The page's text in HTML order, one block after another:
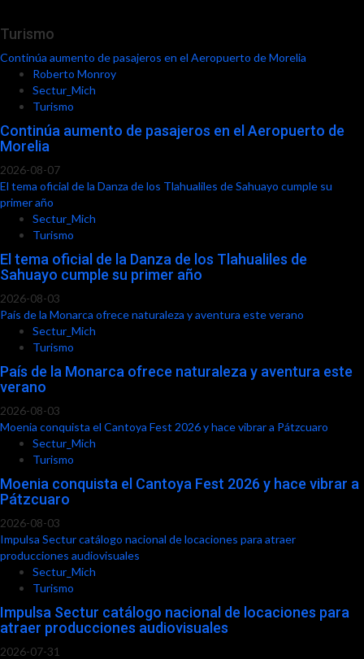
Turismo
Continúa aumento de pasajeros en el Aeropuerto de Morelia
Roberto Monroy
Sectur_Mich
Turismo
Continúa aumento de pasajeros en el Aeropuerto de
Morelia
2026-08-07
El tema oficial de la Danza de los Tlahualiles de Sahuayo cumple su
primer año
Sectur_Mich
Turismo
El tema oficial de la Danza de los Tlahualiles de
Sahuayo cumple su primer año
2026-08-03
País de la Monarca ofrece naturaleza y aventura este verano
Sectur_Mich
Turismo
País de la Monarca ofrece naturaleza y aventura este
verano
2026-08-03
Moenia conquista el Cantoya Fest 2026 y hace vibrar a Pátzcuaro
Sectur_Mich
Turismo
Moenia conquista el Cantoya Fest 2026 y hace vibrar a
Pátzcuaro
2026-08-03
Impulsa Sectur catálogo nacional de locaciones para atraer
producciones audiovisuales
Sectur_Mich
Turismo
Impulsa Sectur catálogo nacional de locaciones para
atraer producciones audiovisuales
2026-07-31